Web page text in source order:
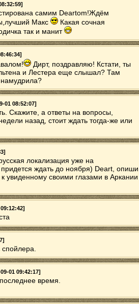
самим Deartom!Ждём
Макс
Какая сочная
так и манит
Дирт, поздравляю! Кстати, ты
и Лестера еще слышал? Там
01 08:52:07]
Скажите, а ответы на вопросы,
назад, стоит ждать тогда-же или
локализация уже на
ждать до ноября) Deart, опиши
увиденному своими глазами в Аркании
01 09:42:17]
время.